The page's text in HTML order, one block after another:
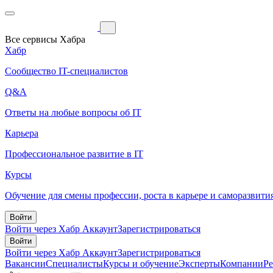
Все сервисы Хабра
Хабр
Сообщество IT-специалистов
Q&A
Ответы на любые вопросы об IT
Карьера
Профессиональное развитие в IT
Курсы
Обучение для смены профессии, роста в карьере и
Войти
Войти через Хабр АккаунтЗарегистрироваться
Войти
Войти через Хабр АккаунтЗарегистрироваться
ВакансииСпециалистыКурсы и обучениеЭкспертыКомпании